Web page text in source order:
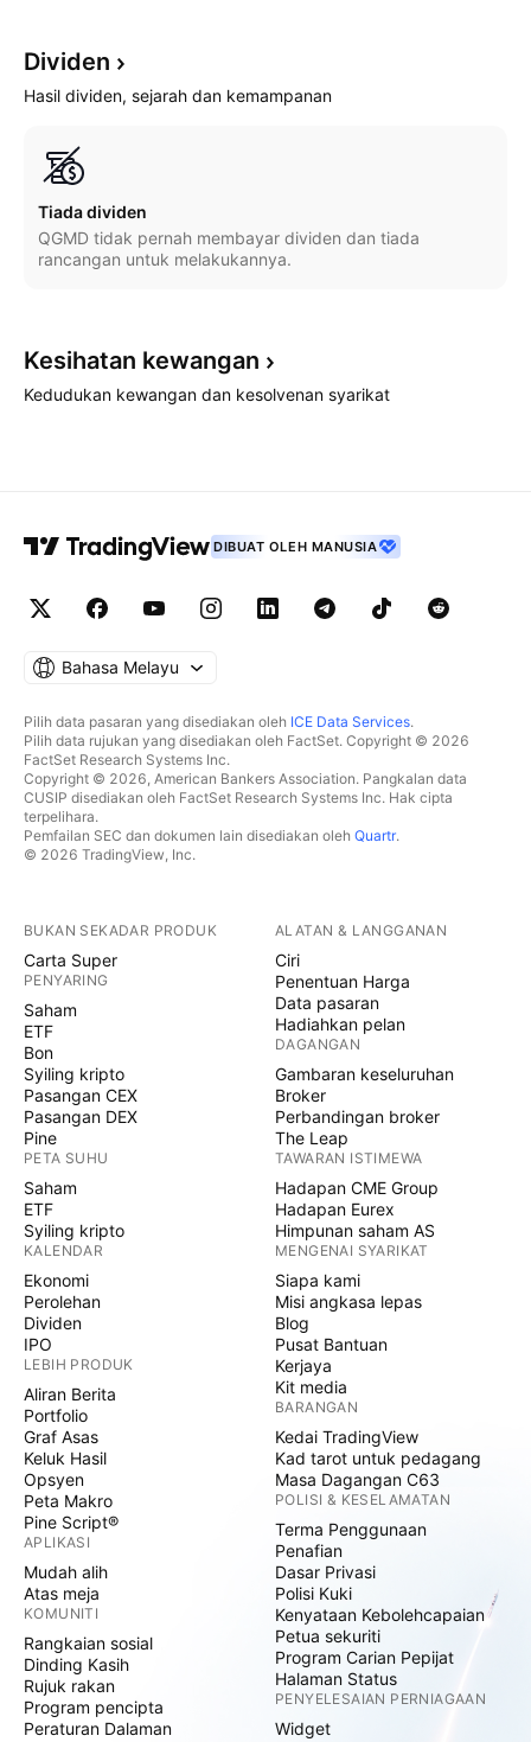
Dividen
Hasil dividen, sejarah dan kemampanan
Tiada dividen
QGMD tidak pernah membayar dividen dan tiada
rancangan untuk melakukannya.
Kesihatan kewangan
Kedudukan kewangan dan kesolvenan syarikat
DIBUAT OLEH MANUSIA
Bahasa Melayu
Pilih data pasaran yang disediakan oleh ICE Data Services.
Pilih data rujukan yang disediakan oleh FactSet. Copyright © 2026
FactSet Research Systems Inc.
Copyright © 2026, American Bankers Association. Pangkalan data
CUSIP disediakan oleh FactSet Research Systems Inc. Hak cipta
terpelihara.
Pemfailan SEC dan dokumen lain disediakan oleh Quartr.
© 2026 TradingView, Inc.
BUKAN SEKADAR PRODUK
Carta Super
PENYARING
Saham
ETF
Bon
Syiling kripto
Pasangan CEX
Pasangan DEX
Pine
PETA SUHU
Saham
ETF
Syiling kripto
KALENDAR
Ekonomi
Perolehan
Dividen
IPO
LEBIH PRODUK
Aliran Berita
Portfolio
Graf Asas
Keluk Hasil
Opsyen
Peta Makro
Pine Script®
APLIKASI
Mudah alih
Atas meja
KOMUNITI
Rangkaian sosial
Dinding Kasih
Rujuk rakan
Program pencipta
Peraturan Dalaman
ALATAN & LANGGANAN
Ciri
Penentuan Harga
Data pasaran
Hadiahkan pelan
DAGANGAN
Gambaran keseluruhan
Broker
Perbandingan broker
The Leap
TAWARAN ISTIMEWA
Hadapan CME Group
Hadapan Eurex
Himpunan saham AS
MENGENAI SYARIKAT
Siapa kami
Misi angkasa lepas
Blog
Pusat Bantuan
Kerjaya
Kit media
BARANGAN
Kedai TradingView
Kad tarot untuk pedagang
Masa Dagangan C63
POLISI & KESELAMATAN
Terma Penggunaan
Penafian
Dasar Privasi
Polisi Kuki
Kenyataan Kebolehcapaian
Petua sekuriti
Program Carian Pepijat
Halaman Status
PENYELESAIAN PERNIAGAAN
Widget